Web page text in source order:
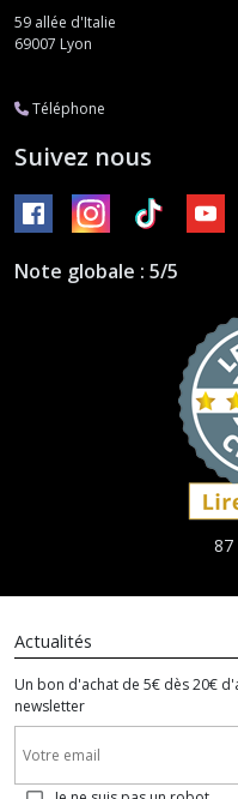
59 allée d'Italie
69007 Lyon
Téléphone
Suivez nous
Note globale : 5/5
87
Actualités
Un bon d'achat de 5€ dès 20€
newsletter